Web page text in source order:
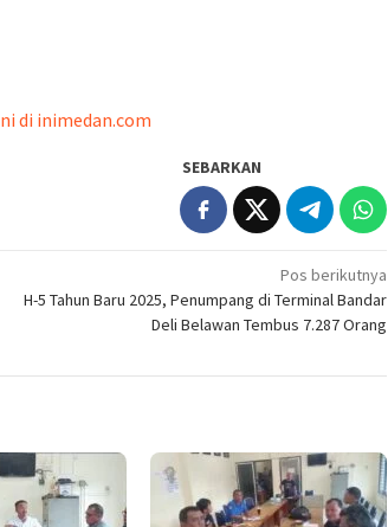
di inimedan.com
SEBARKAN
Pos berikutnya
H-5 Tahun Baru 2025, Penumpang di Terminal Bandar
Deli Belawan Tembus 7.287 Orang